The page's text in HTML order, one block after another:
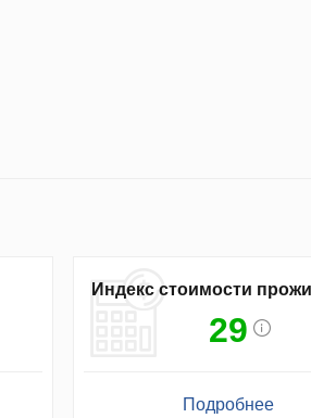
Индекс стоимости
29
Подробнее